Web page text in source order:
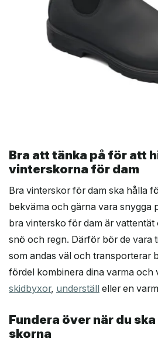
Bra att tänka på för att
vinterskorna för dam
Bra vinterskor för dam ska hålla
bekväma och gärna vara snygga
bra vintersko för dam är vattentät
snö och regn. Därför bör de vara
som andas väl och transporterar
fördel kombinera dina varma och
skidbyxor, underställ eller en varm
Fundera över när du
skorna